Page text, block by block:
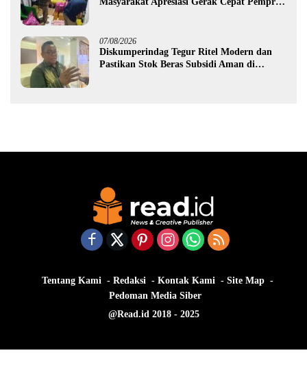
07/08/2026
Diskumperindag Tegur Ritel Modern dan
Pastikan Stok Beras Subsidi Aman di
Tentang Kami Redaksi Kontak Kami
Site Map
Pedoman Media Siber
@Read.id 2018 - 2025